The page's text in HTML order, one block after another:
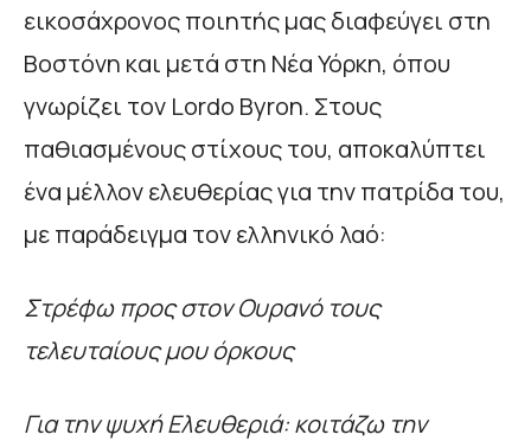
εικοσάχρονος ποιητής μας διαφεύγει στη
Βοστόνη και μετά στη Νέα Υόρκη, όπου
γνωρίζει τον Lordο Byron. Στους
παθιασμένους στίχους του, αποκαλύπτει
ένα μέλλον ελευθερίας για την πατρίδα του,
με παράδειγμα τον ελληνικό λαό:
Στρέφω προς στον Ουρανό τους
τελευταίους μου όρκους
Για την ψυχή Ελευθεριά: κοιτάζω την